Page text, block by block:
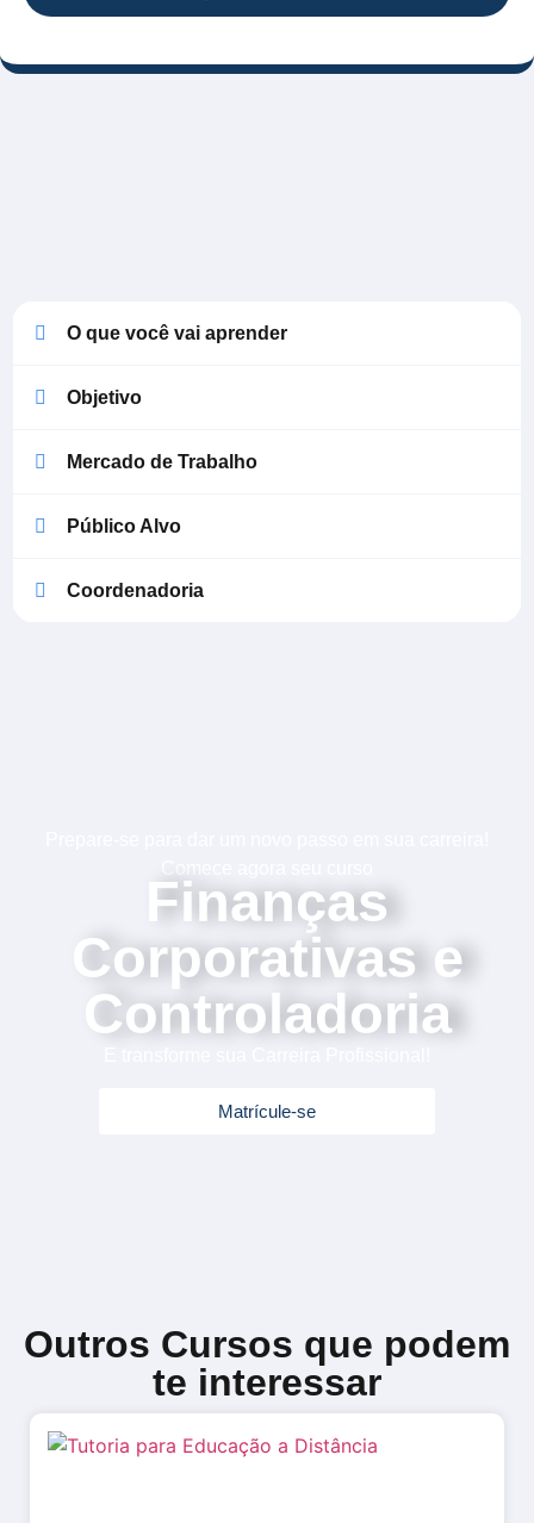
O que você vai aprender
Objetivo
Mercado de Trabalho
Público Alvo
Coordenadoria
Finanças
Corporativas e
Controladoria
Matrícule-se
Outros Cursos que podem
te interessar